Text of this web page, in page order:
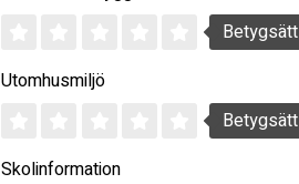
Betygsätt
Utomhusmiljö
Betygsätt
Skolinformation